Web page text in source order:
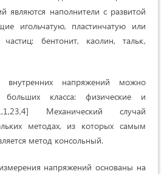
являются наполнители с развитой
игольчатую, пластинчатую или
бентонит, каолин, тальк,
внутренних напряжений можно
класса: физические и
Механический случай
методах, из которых самым
метод консольный.
напряжений основаны на